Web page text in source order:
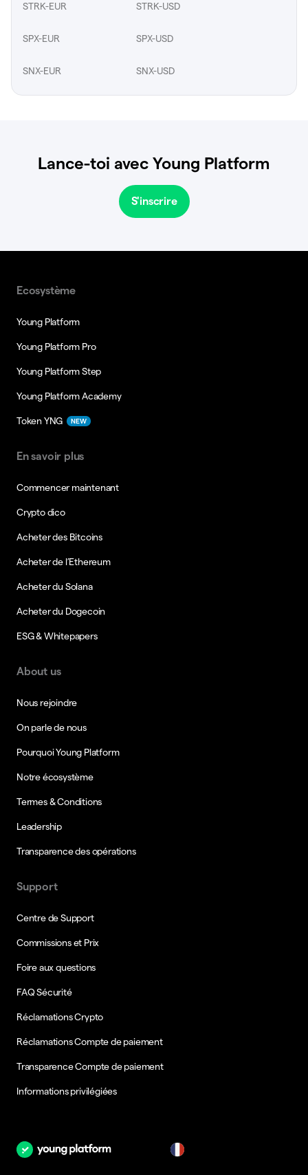
STRK-EUR STRK-USD
SPX-EUR SPX-USD
SNX-EUR SNX-USD
Lance-toi avec Young Platform
S'inscrire
Ecosystème
Young Platform
Young Platform Pro
Young Platform Step
Young Platform Academy
Token YNG NEW
En savoir plus
Commencer maintenant
Crypto dico
Acheter des Bitcoins
Acheter de l’Ethereum
Acheter du Solana
Acheter du Dogecoin
ESG & Whitepapers
About us
Nous rejoindre
On parle de nous
Pourquoi Young Platform
Notre écosystème
Termes & Conditions
Leadership
Transparence des opérations
Support
Centre de Support
Commissions et Prix
Foire aux questions
FAQ Sécurité
Réclamations Crypto
Réclamations Compte de paiement
Transparence Compte de paiement
Informations privilégiées